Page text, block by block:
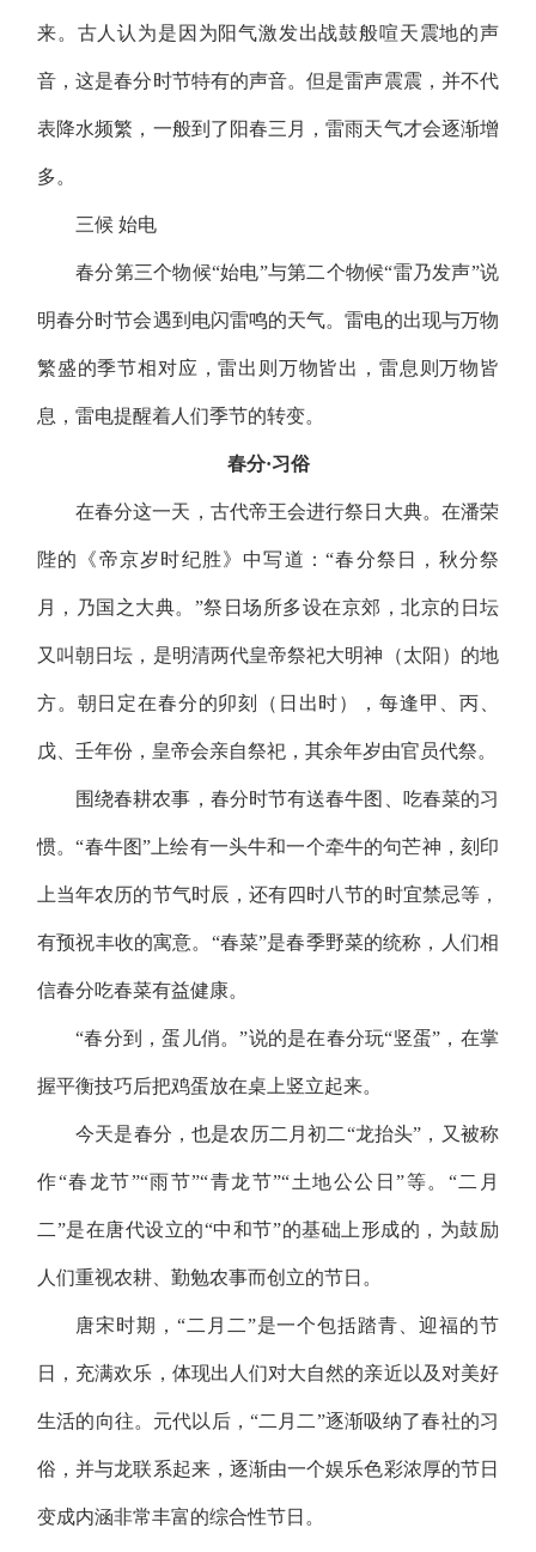
来。古人认为是因为阳气激发出战鼓般喧天震地的声
音，这是春分时节特有的声音。但是雷声震震，并不代
表降水频繁，一般到了阳春三月，雷雨天气才会逐渐增
多。
三候 始电
春分第三个物候“始电”与第二个物候“雷乃发声”说
明春分时节会遇到电闪雷鸣的天气。雷电的出现与万物
繁盛的季节相对应，雷出则万物皆出，雷息则万物皆
息，雷电提醒着人们季节的转变。
春分·习俗
在春分这一天，古代帝王会进行祭日大典。在潘荣
陛的《帝京岁时纪胜》中写道：“春分祭日，秋分祭
月，乃国之大典。”祭日场所多设在京郊，北京的日坛
又叫朝日坛，是明清两代皇帝祭祀大明神（太阳）的地
方。朝日定在春分的卯刻（日出时），每逢甲、丙、
戊、壬年份，皇帝会亲自祭祀，其余年岁由官员代祭。
围绕春耕农事，春分时节有送春牛图、吃春菜的习
惯。“春牛图”上绘有一头牛和一个牵牛的句芒神，刻印
上当年农历的节气时辰，还有四时八节的时宜禁忌等，
有预祝丰收的寓意。“春菜”是春季野菜的统称，人们相
信春分吃春菜有益健康。
“春分到，蛋儿俏。”说的是在春分玩“竖蛋”，在掌
握平衡技巧后把鸡蛋放在桌上竖立起来。
今天是春分，也是农历二月初二“龙抬头”，又被称
作“春龙节”“雨节”“青龙节”“土地公公日”等。“二月
二”是在唐代设立的“中和节”的基础上形成的，为鼓励
人们重视农耕、勤勉农事而创立的节日。
唐宋时期， “二月二”是一个包括踏青、迎福的节
日，充满欢乐，体现出人们对大自然的亲近以及对美好
生活的向往。元代以后，“二月二”逐渐吸纳了春社的习
俗，并与龙联系起来，逐渐由一个娱乐色彩浓厚的节日
变成内涵非常丰富的综合性节日。